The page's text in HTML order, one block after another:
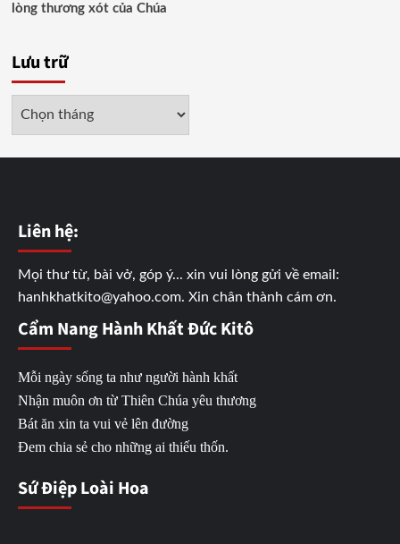
lòng thương xót của Chúa
Lưu trữ
Liên hệ:
Mọi thư từ, bài vở, góp ý... xin vui lòng gửi về email:
hanhkhatkito@yahoo.com. Xin chân thành cám ơn.
Cẩm Nang Hành Khất Đức Kitô
Mỗi ngày sống ta như người hành khất
Nhận muôn ơn từ Thiên Chúa yêu thương
Bát ăn xin ta vui vẻ lên đường
Đem chia sẻ cho những ai thiếu thốn.
Sứ Điệp Loài Hoa